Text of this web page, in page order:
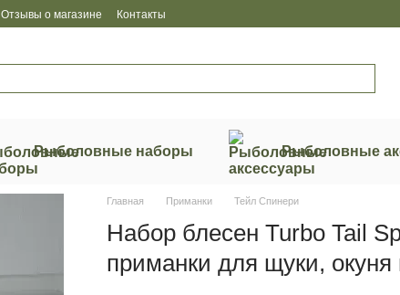
Отзывы о магазине Контакты
Рыболовные наборы Рыболовные
Главная Приманки Тейл Спинери
Набор блесен Turbo Tail
приманки для щуки, окуня